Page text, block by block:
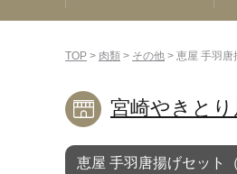
くだもの
洋菓子
趣味・雑貨
キッチン用品
TOP > 肉類 > その他 > 恵屋 手羽唐
宮崎やきとり
恵屋 手羽唐揚げセット